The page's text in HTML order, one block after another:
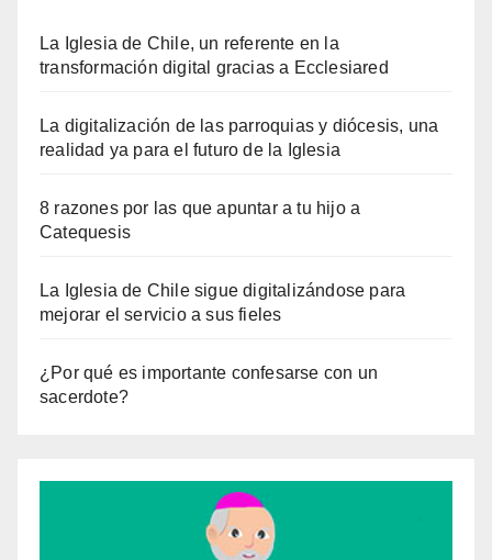
La Iglesia de Chile, un referente en la
transformación digital gracias a Ecclesiared
La digitalización de las parroquias y diócesis, una
realidad ya para el futuro de la Iglesia
8 razones por las que apuntar a tu hijo a
Catequesis
La Iglesia de Chile sigue digitalizándose para
mejorar el servicio a sus fieles
¿Por qué es importante confesarse con un
sacerdote?